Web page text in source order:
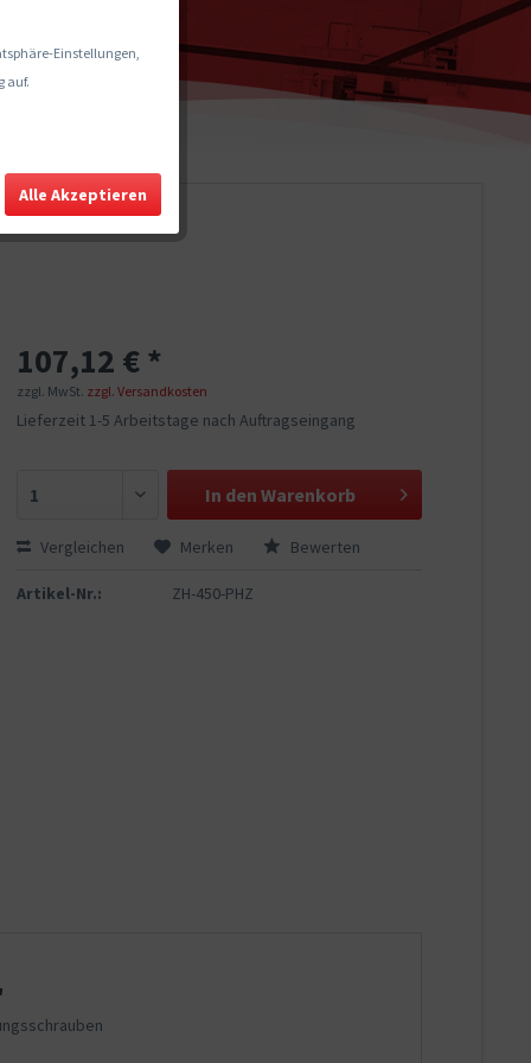
107,12 € *
zzgl. MwSt. zzgl. Versandkosten
Lieferzeit 1-5 Arbeitstage nach Auftragseingang
In den Warenkorb
Vergleichen Merken Bewerten
Artikel-Nr.: ZH-450-PHZ
Einstellungen,
auf.
Alle Akzeptieren